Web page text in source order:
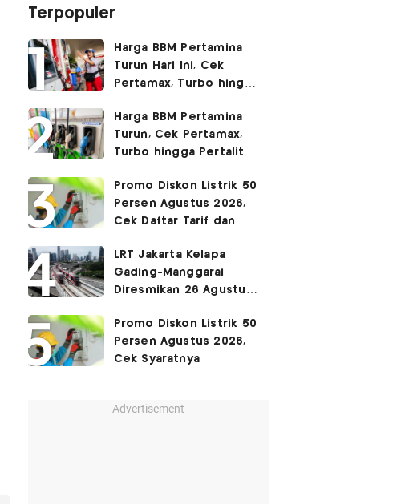
Terpopuler
Harga BBM Pertamina
Turun Hari Ini, Cek
Pertamax, Turbo hingga
2026
Harga BBM Pertamina
Turun, Cek Pertamax,
Turbo hingga Pertalite
Promo Diskon Listrik 50
Persen Agustus 2026,
Cek Daftar Tarif dan
LRT Jakarta Kelapa
Gading-Manggarai
Diresmikan 26 Agustus
Promo Diskon Listrik 50
Persen Agustus 2026,
Cek Syaratnya
Advertisement